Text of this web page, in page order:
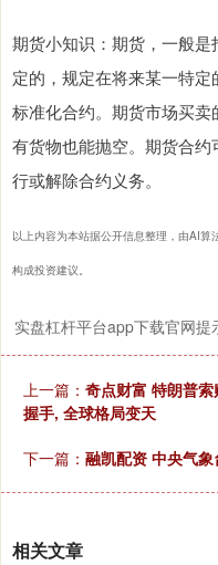
期货小知识：期货，一般
定的，规定在将来某一特
标准化合约。期货市场买
有货物也能抛空。期货合
行或解除合约义务。
以上内容为本站据公开信息整理，由AI
构成投资建议。
实盘杠杆平台app下载官网提
上一篇： 奇点财富 特朗普
握手, 全球格局变天
下一篇： 融凯配资 中央气
相关文章